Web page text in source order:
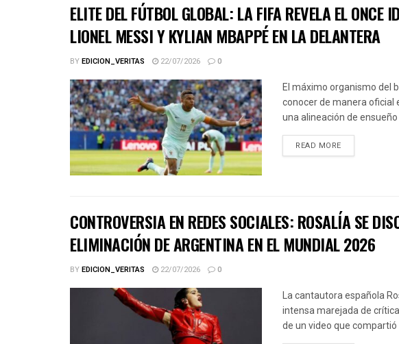
ELITE DEL FÚTBOL GLOBAL: LA FIFA REVELA EL
LIONEL MESSI Y KYLIAN MBAPPÉ EN LA DELANTERA
BYEDICION_VERITAS 22/07/2026 0
El máximo organismo del
conocer de manera oficial
una alineación de ensueño
READ MORE
CONTROVERSIA EN REDES SOCIALES: ROSALÍA SE
ELIMINACIÓN DE ARGENTINA EN EL MUNDIAL 2026
BYEDICION_VERITAS 22/07/2026 0
La cantautora española
intensa marejada de
de un video que